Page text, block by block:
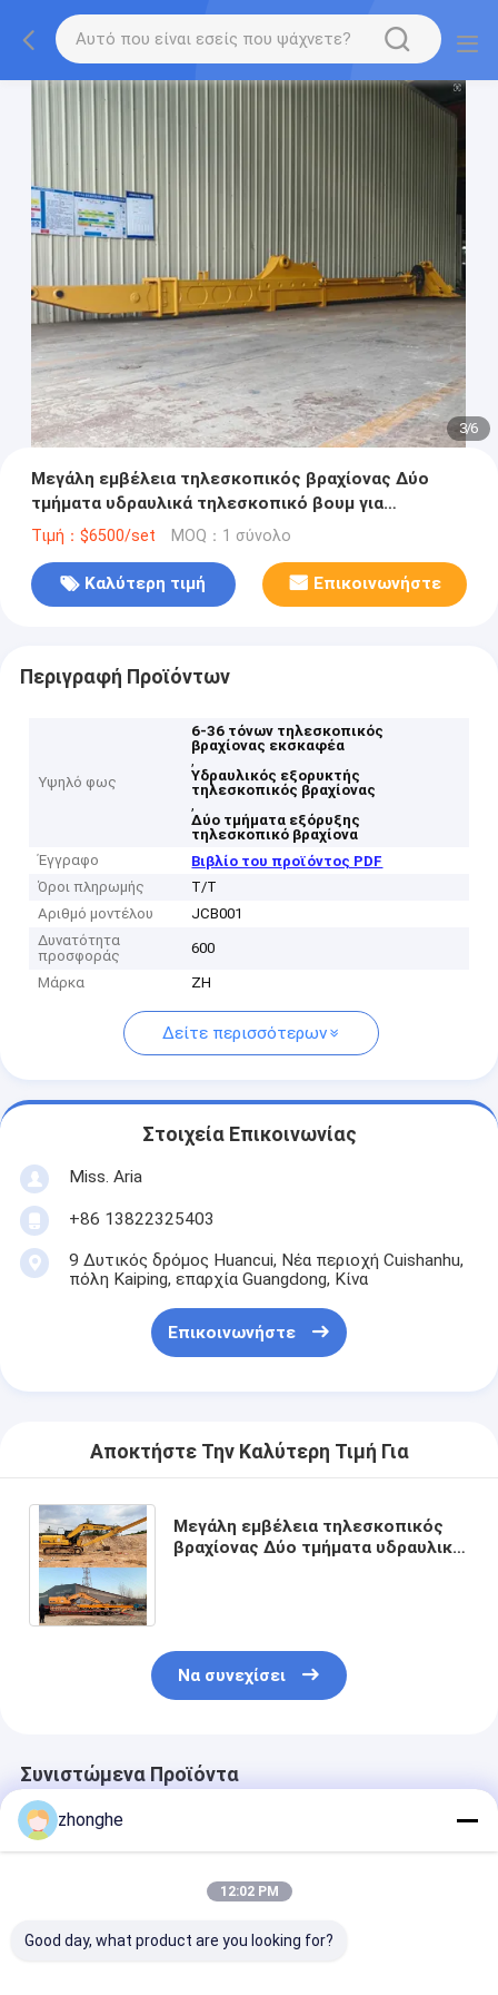
3/6
Μεγάλη εμβέλεια τηλεσκοπικός βραχίονας Δύο
τμήματα υδραυλικά τηλεσκοπικό βουμ για
εκσκαφέα 6-36 τόνων
Τιμή：$6500/set MOQ：1 σύνολο
Καλύτερη τιμή Επικοινωνήστε
Περιγραφή Προϊόντων
Υψηλό φως
6-36 τόνων τηλεσκοπικός
βραχίονας εκσκαφέα
,
Υδραυλικός εξορυκτής
τηλεσκοπικός βραχίονας
,
Δύο τμήματα εξόρυξης
τηλεσκοπικό βραχίονα
Έγγραφο
Βιβλίο του προϊόντος PDF
Όροι πληρωμής
Τ/Τ
Αριθμό μοντέλου
JCB001
Δυνατότητα
προσφοράς
600
Μάρκα ZH
Δείτε περισσότερων
Στοιχεία Επικοινωνίας
Miss. Aria
+86 13822325403
9 Δυτικός δρόμος Huancui, Νέα περιοχή Cuishanhu,
πόλη Kaiping, επαρχία Guangdong, Κίνα
Επικοινωνήστε
Αποκτήστε Την Καλύτερη Τιμή Για
Μεγάλη εμβέλεια τηλεσκοπικός
βραχίονας Δύο τμήματα υδραυλικά
Να συνεχίσει
Συνιστώμενα Προϊόντα
zhonghe
12:02 PM
Good day, what product are you looking for?